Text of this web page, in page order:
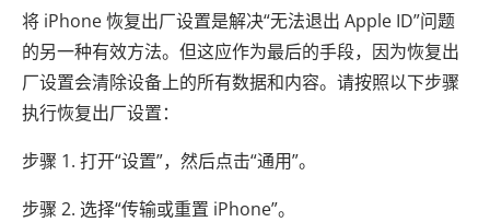
将 iPhone 恢复出厂设置是解决“无法退出 Apple ID”问题
的另一种有效方法。但这应作为最后的手段，因为恢复出
厂设置会清除设备上的所有数据和内容。请按照以下步骤
执行恢复出厂设置：
步骤 1. 打开“设置”，然后点击“通用”。
步骤 2. 选择“传输或重置 iPhone”。